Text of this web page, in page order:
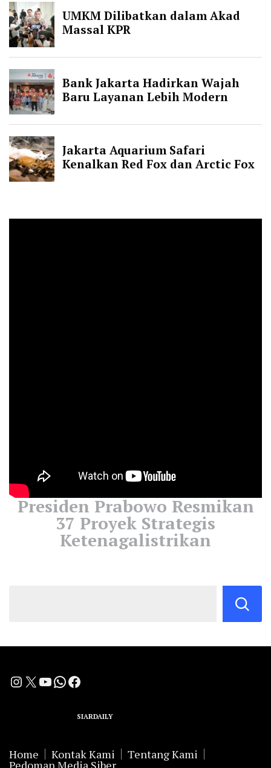
Presiden Prabowo Resmikan
37 Proyek Strategis
Ketenagalistrikan
Instagram
X YouTube
WhatsApp
Facebook
SIARDAILY
Home Kontak Kami Tentang Kami